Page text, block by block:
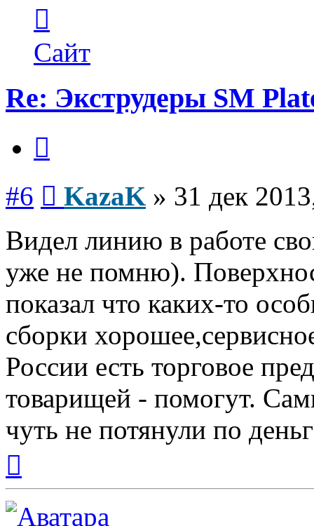
пользователя
KazaK
Сайт
Re: Экструдеры SM
#6 KazaK » 31 дек
Видел линию в работе
уже не помню).
показал что каких-то
сборки
России есть торговое
товарищей - помогут.
чуть не потянули по
началу